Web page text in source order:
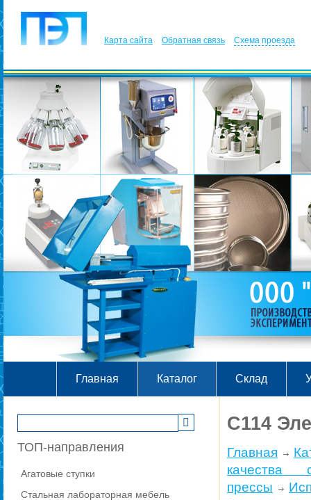
Карта сайта Обратная связь Схема проезда
Главная Каталог Склад
ТОП-направления
Агатовые ступки
Стальная лабораторная мебель
C114
Главная
качества
прессы